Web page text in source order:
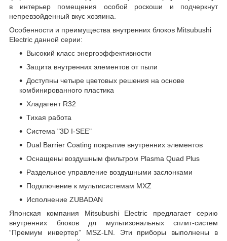
в интерьер помещения особой роскоши и подчеркнут
непревзойденный вкус хозяина.
Особенности и преимущества внутренних блоков Mitsubushi
Electric данной серии:
Высокий класс энергоэффективности
Защита внутренних элементов от пыли
Доступны четыре цветовых решения на основе
комбинированного пластика
Хладагент R32
Тихая работа
Система "3D I-SEE"
Dual Barrier Coating покрытие внутренних элементов
Оснащены воздушным фильтром Plasma Quad Plus
Раздельное управление воздушными заслонками
Подключение к мультисистемам MXZ
Исполнение ZUBADAN
Японская компания Mitsubushi Electric предлагает серию
внутренних блоков дл мультизональных сплит-систем
“Премиум инвертер” MSZ-LN. Эти приборы выполнены в